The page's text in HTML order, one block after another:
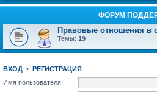
ФОРУМ
Правовые отношения в
Темы: 19
ВХОД • РЕГИСТРАЦИЯ
Имя пользователя: